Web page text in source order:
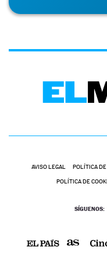
AVISO LEGAL POLÍTICA
POLÍTICA DE
SÍGUENOS: